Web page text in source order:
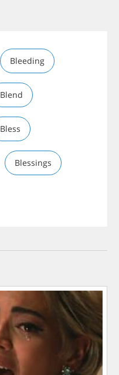
Bleeding
Blend
Bless
Blessings